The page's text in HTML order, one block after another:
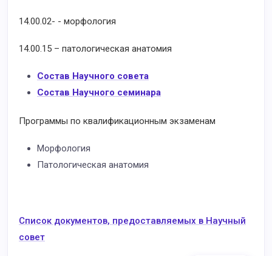
14.00.02- - морфология
14.00.15 – патологическая анатомия
Состав Научного совета
Состав Научного семинара
Программы по квалификационным экзаменам
Морфология
Патологическая анатомия
Список документов, предоставляемых в Научный
совет